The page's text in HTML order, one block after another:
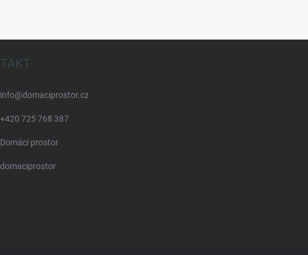
info@domaciprostor.cz
+420 725 768 387
Domácí prostor
domaciprostor